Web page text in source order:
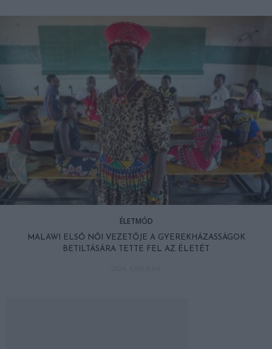
ÉLETMÓD
MALAWI ELSŐ NŐI VEZETŐJE A GYEREKHÁZASSÁGOK
BETILTÁSÁRA TETTE FEL AZ ÉLETÉT